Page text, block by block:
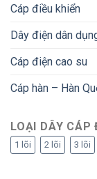
Cáp điều khiển
Dây điện dân
Cáp điện cao su
Cáp hàn – Hàn
LOẠI DÂY CÁP
1 lõi 2 lõi 3 lõi